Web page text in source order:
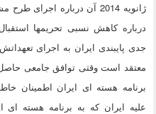
ژانویه 2014 آن درباره
درباره کاهش نسبی تحریمها
جدی پایبندی ایران به اجرای
معتقد است وقتی توافق جامعی
برنامه هسته ای ایران اطمینان
علیه ایران که به برنامه هسته